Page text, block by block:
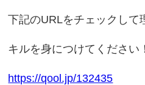
下記のURLをチェックして
キルを身につけてください！
https://qool.jp/132435